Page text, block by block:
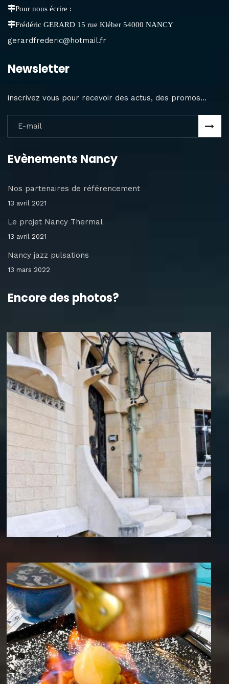
Pour nous écrire :
Frédéric GERARD 15 rue Kléber 54000 NANCY
gerardfrederic@hotmail.fr
Newsletter
inscrivez vous pour recevoir des actus, des promos...
Evènements Nancy
Nos partenaires de référencement
13 avril 2021
Le projet Nancy Thermal
13 avril 2021
Nancy jazz pulsations
13 mars 2022
Encore des photos?